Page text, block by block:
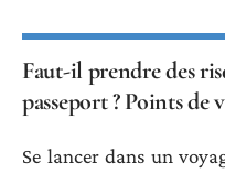
Faut-il prendre des
passeport ? Points de
Se lancer dans un